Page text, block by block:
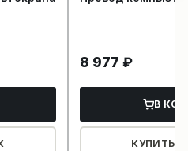
8 977 ₽
В
КУПИТЬ В